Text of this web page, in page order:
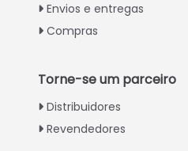
Envios e entregas
Compras
Torne-se um parceiro
Distribuidores
Revendedores
Swahili
Urdu